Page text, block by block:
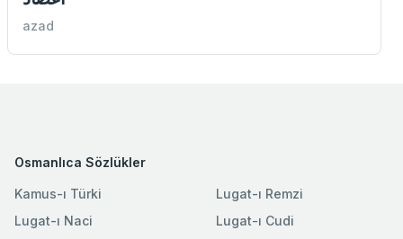
azad
Osmanlıca Sözlükler
Kamus-ı Türki
Lugat-ı Naci
Lugat-ı Remzi
Lugat-ı Cudi